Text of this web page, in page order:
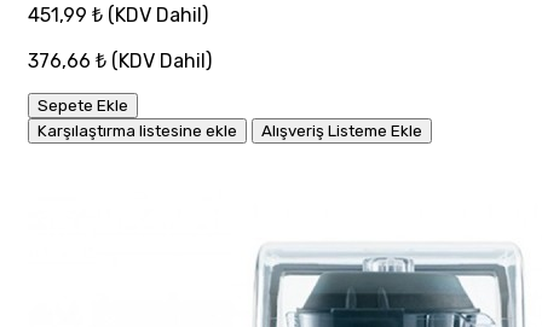
451,99 ₺ (KDV Dahil)
376,66 ₺ (KDV Dahil)
Sepete Ekle
Karşılaştırma listesine ekle
Alışveriş Listeme Ekle